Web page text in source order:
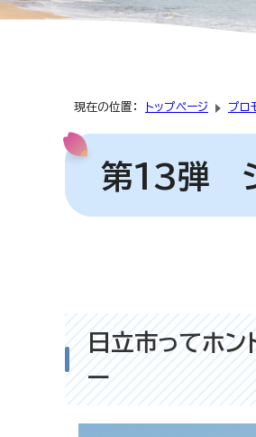
現在の位置： トップページ プロ
第13弾 シ
日立市ってホン
ー